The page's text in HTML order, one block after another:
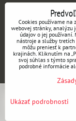
Cookies používame na
webovej stránky, analýzu
údajov o jej používaní.
nástroje a služby
môžu preniesť k
krajinách. Kliknutím na
svoj súhlas s týmto
podrobné informácie
Ukázať podrobnosti